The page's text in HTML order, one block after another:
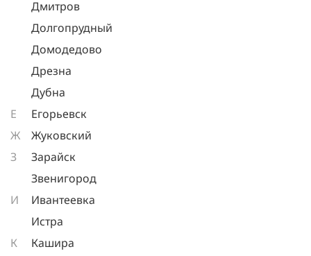
Дмитров
Долгопрудный
Домодедово
Дрезна
Дубна
Е
Егорьевск
Ж
Жуковский
З
Зарайск
Звенигород
И
Ивантеевка
Истра
К
Кашира